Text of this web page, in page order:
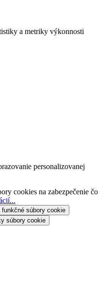
a metriky výkonnosti
personalizovanej
cookies na zabezpečenie čo
funkčné súbory cookie
súbory cookie